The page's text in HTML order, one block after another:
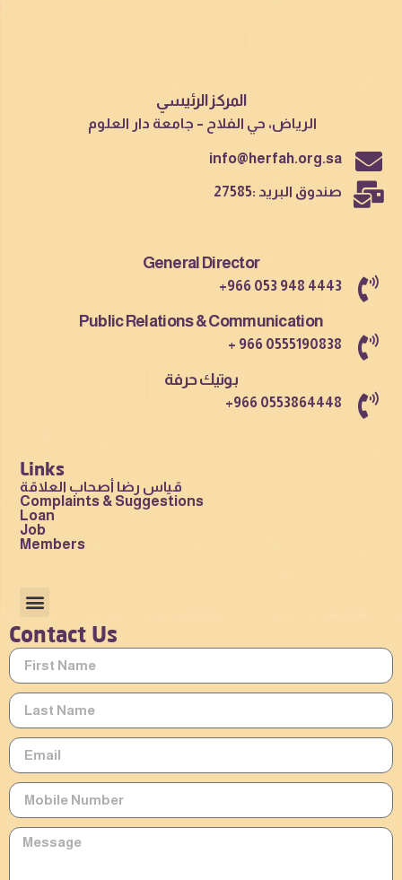
المركز الرئيسي
الرياض، حي الفلاح – جامعة دار العلوم
info@herfah.org.sa
صندوق البريد :27585
General Director
+966 053 948 4443
Public Relations & Communication
+ 966 0555190838
بوتيك حرفة
+966 0553864448
Links
قياس رضا أصحاب العلاقة
Complaints & Suggestions
Loan
Job
Members
Contact Us